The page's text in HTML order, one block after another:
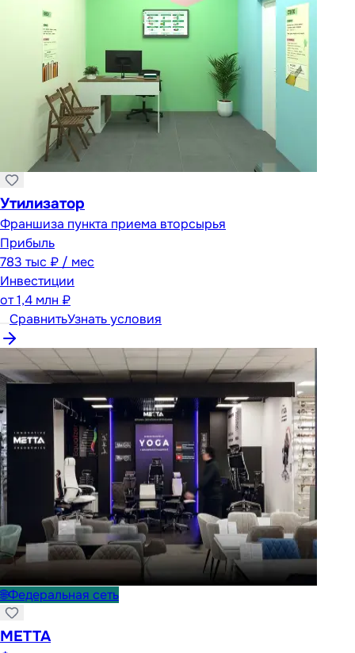
Утилизатор
Франшиза пункта приема вторсырья
Прибыль
783 тыс ₽ / мес
Инвестиции
от1,4 млн ₽
СравнитьУзнать условия
🌐Федеральная сеть
METTA